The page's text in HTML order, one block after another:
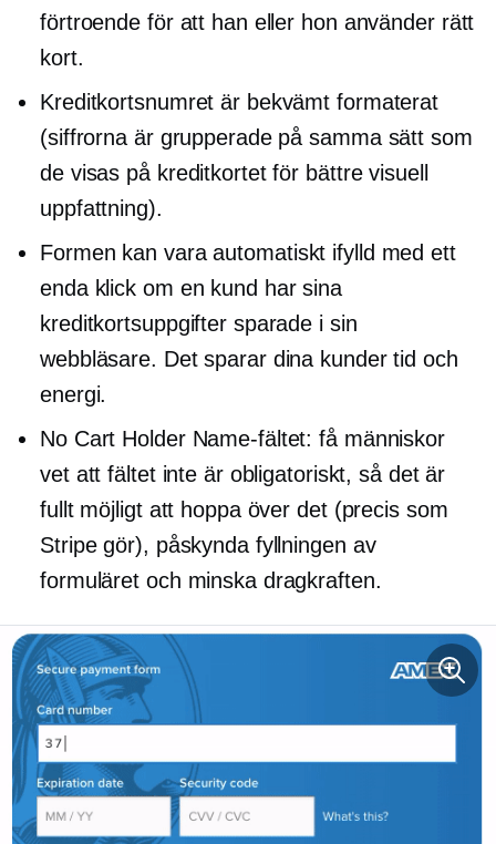
förtroende för att han eller hon använder rätt
kort.
Kreditkortsnumret är bekvämt formaterat
(siffrorna är grupperade på samma sätt som
de visas på kreditkortet för bättre visuell
uppfattning).
Formen kan varaautomatiskt ifylld med ett
enda klick om en kund har sina
kreditkortsuppgifter sparade i sin
webbläsare. Det sparar dina kunder tid och
energi.
No Cart Holder Name-fältet: få människor
vet att fältet inte är obligatoriskt, så det är
fullt möjligt att hoppa över det (precis som
Stripe gör), påskynda fyllningen av
formuläret och minska dragkraften.